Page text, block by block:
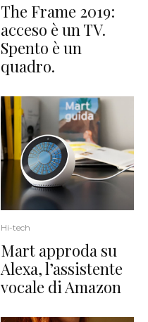
The Frame 2019:
acceso è un TV.
Spento è un
quadro.
Hi-tech
Mart approda su
Alexa, l’assistente
vocale di Amazon